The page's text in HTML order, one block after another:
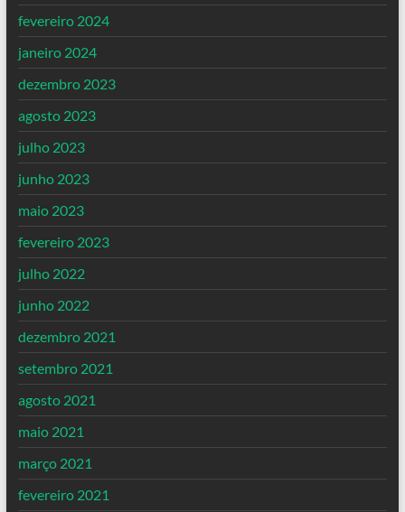
fevereiro 2024
janeiro 2024
dezembro 2023
agosto 2023
julho 2023
junho 2023
maio 2023
fevereiro 2023
julho 2022
junho 2022
dezembro 2021
setembro 2021
agosto 2021
maio 2021
março 2021
fevereiro 2021